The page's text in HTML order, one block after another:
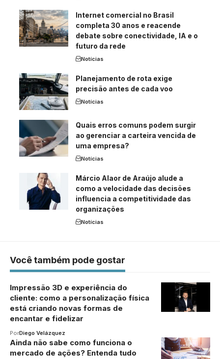
Internet comercial no Brasil
completa 30 anos e reacende
debate sobre conectividade, IA e o
futuro da rede
Notícias
Planejamento de rota exige
precisão antes de cada voo
Notícias
Quais erros comuns podem surgir
ao gerenciar a carteira vencida de
uma empresa?
Notícias
Márcio Alaor de Araújo alude a
como a velocidade das decisões
influencia a competitividade das
organizações
Notícias
Você também pode gostar
Impressão 3D e experiência do
cliente: como a personalização física
está criando novas formas de
encantar e fidelizar
PorDiego Velázquez
Ainda não sabe como funciona o
mercado de ações? Entenda tudo